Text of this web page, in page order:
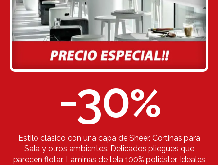
-30%
Estilo clásico con una capa de Sheer. Cortinas para
Sala y otros ambientes. Delicados pliegues que
parecen flotar. Láminas de tela 100% poliéster. Ideales